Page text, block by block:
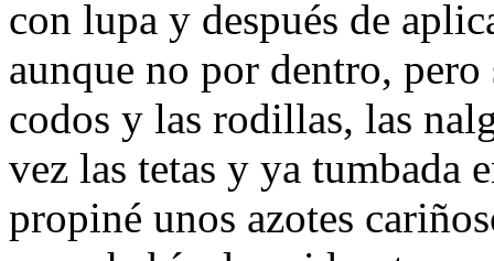
con lupa y después de
aunque no por dentro,
codos y las rodillas, las
vez las tetas y ya tumbada
propiné unos azotes